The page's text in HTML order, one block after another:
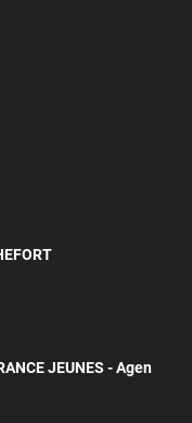
JEUNES -Agen